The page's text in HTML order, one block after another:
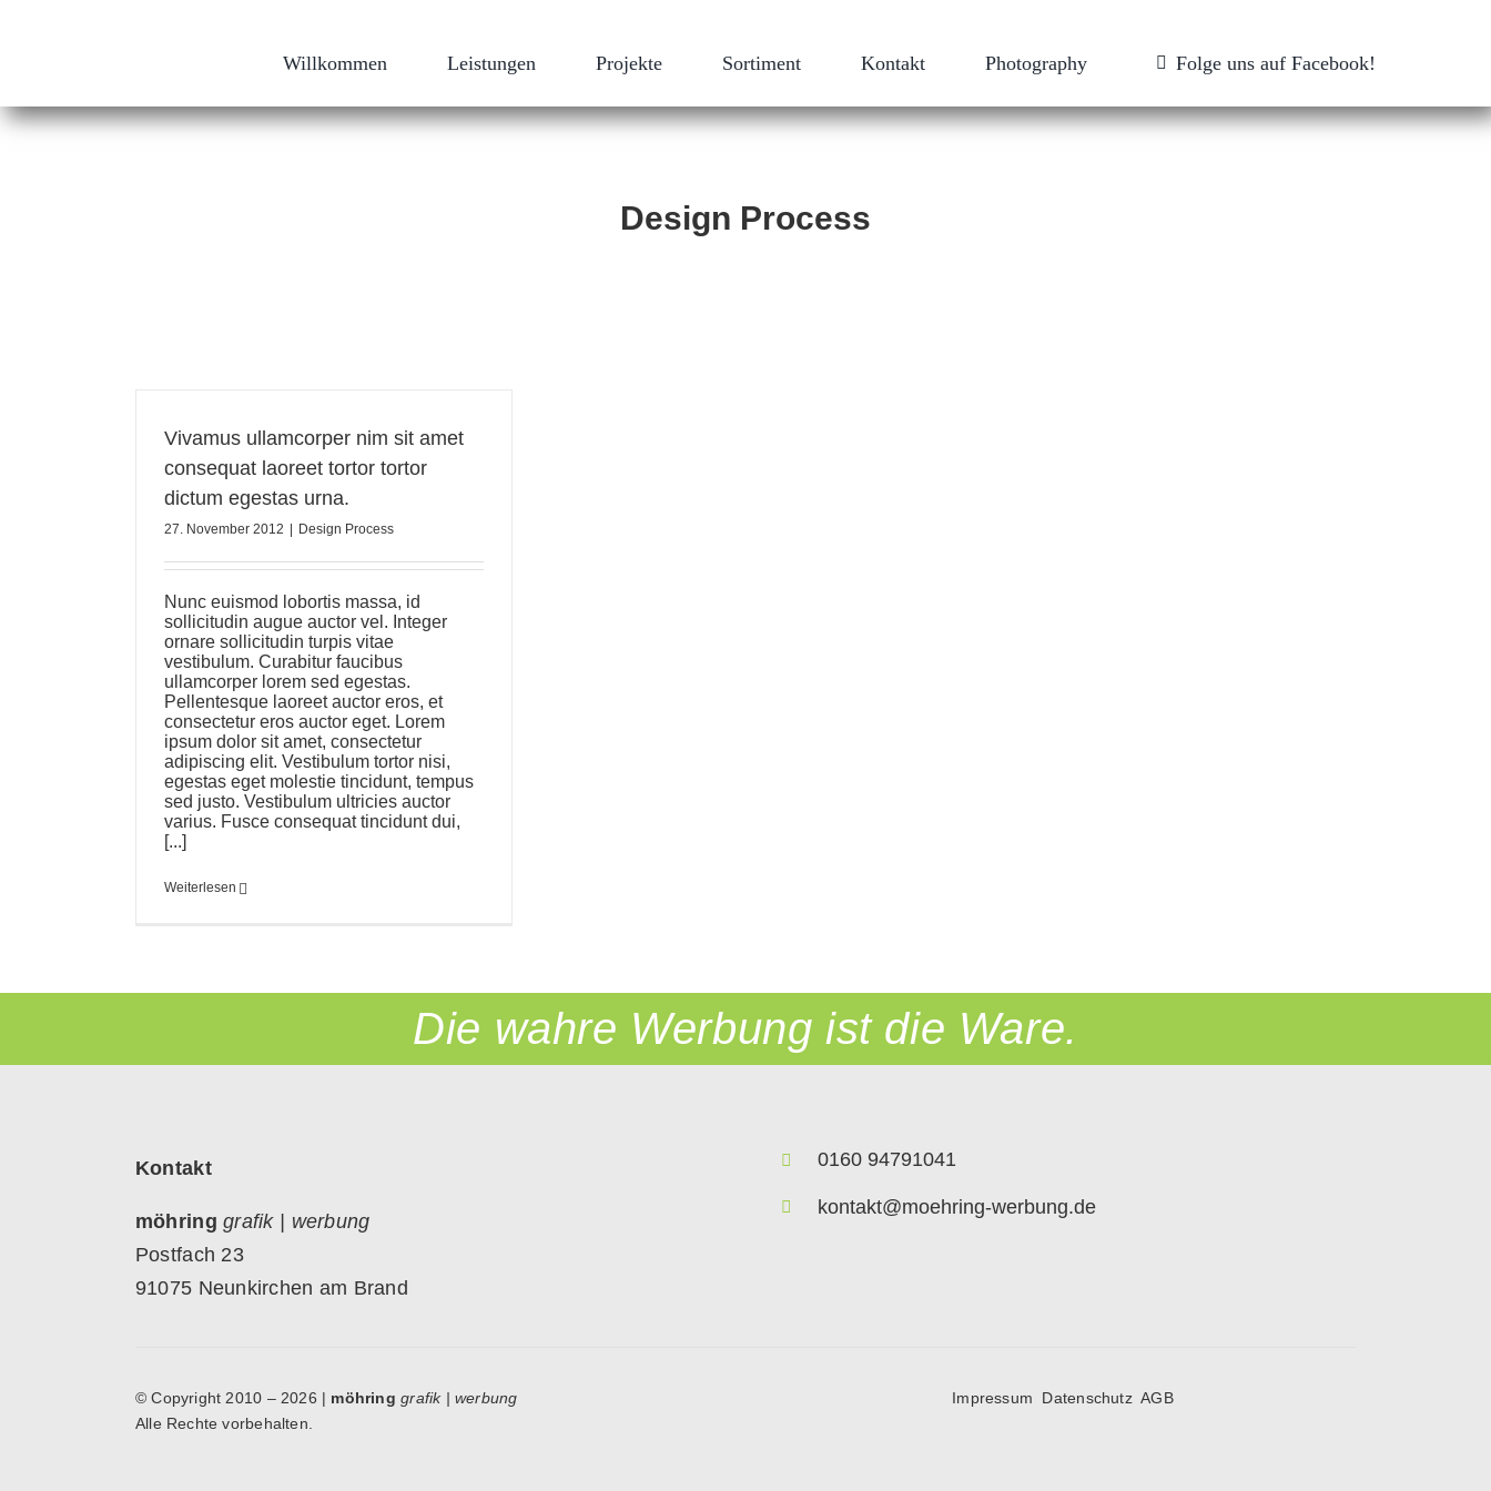
Willkommen Leistungen Projekte Sortiment Kontakt Photography Folge uns auf Facebook!
Design Process
Vivamus ullamcorper nim sit amet
consequat laoreet tortor tortor
dictum egestas urna.
27. November 2012 Design Process
Nunc euismod lobortis massa, id
sollicitudin augue auctor vel. Integer
ornare sollicitudin turpis vitae
vestibulum. Curabitur faucibus
ullamcorper lorem sed egestas.
Pellentesque laoreet auctor eros, et
consectetur eros auctor eget. Lorem
ipsum dolor sit amet, consectetur
adipiscing elit. Vestibulum tortor nisi,
egestas eget molestie tincidunt, tempus
sed justo. Vestibulum ultricies auctor
varius. Fusce consequat tincidunt dui,
[...]
Weiterlesen
Die wahre Werbung ist die Ware.
Kontakt
möhring grafik | werbung
Postfach 23
91075 Neunkirchen am Brand
0160 94791041
kontakt@moehring-werbung.de
© Copyright 2010 – 2026 | möhring grafik | werbung
Alle Rechte vorbehalten.
Impressum Datenschutz AGB